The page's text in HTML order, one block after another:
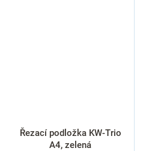
Řezací podložka KW-Trio
A4, zelená